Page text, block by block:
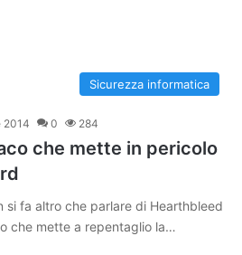
Sicurezza informatica
2014 0 284
che mette in pericolo
si fa altro che parlare di Hearthbleed
che mette a repentaglio la…